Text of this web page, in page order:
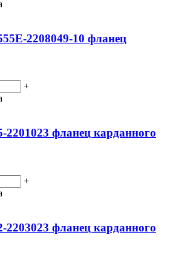
2208049-10 фланец
+
фланец карданного
+
фланец карданного